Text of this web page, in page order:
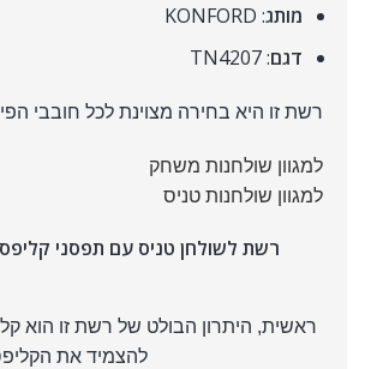
מותג: KONFORD
דגם: TN4207
רשת זו היא בחירה מצוינת לכל חובבי
למגוון שולחנות משחק
למגוון שולחנות טניס
רשת לשולחן טניס עם תפסני
ראשית, היתרון הבולט של רשת זו הוא
להצמיד את